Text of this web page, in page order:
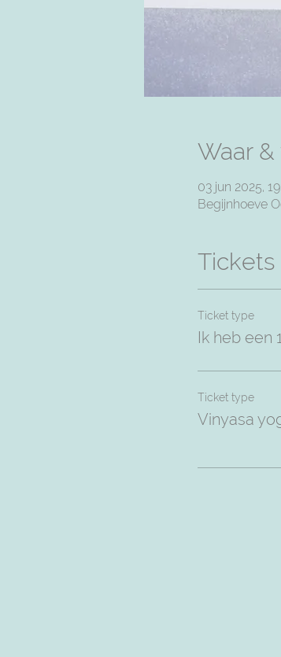
Waar
03 jun 2025,
Begijnhoeve
Tickets
Ticket type
Ik heb een
Ticket type
Vinyasa